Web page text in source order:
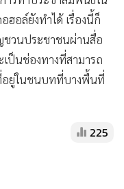
อล์ยังทำได้ เรื่องนี้ก็
ชวนประชาชนผ่านสื่อ
ป็นช่องทางที่สามารถ
อยู่ในชนบทที่บางพื้นที่
225